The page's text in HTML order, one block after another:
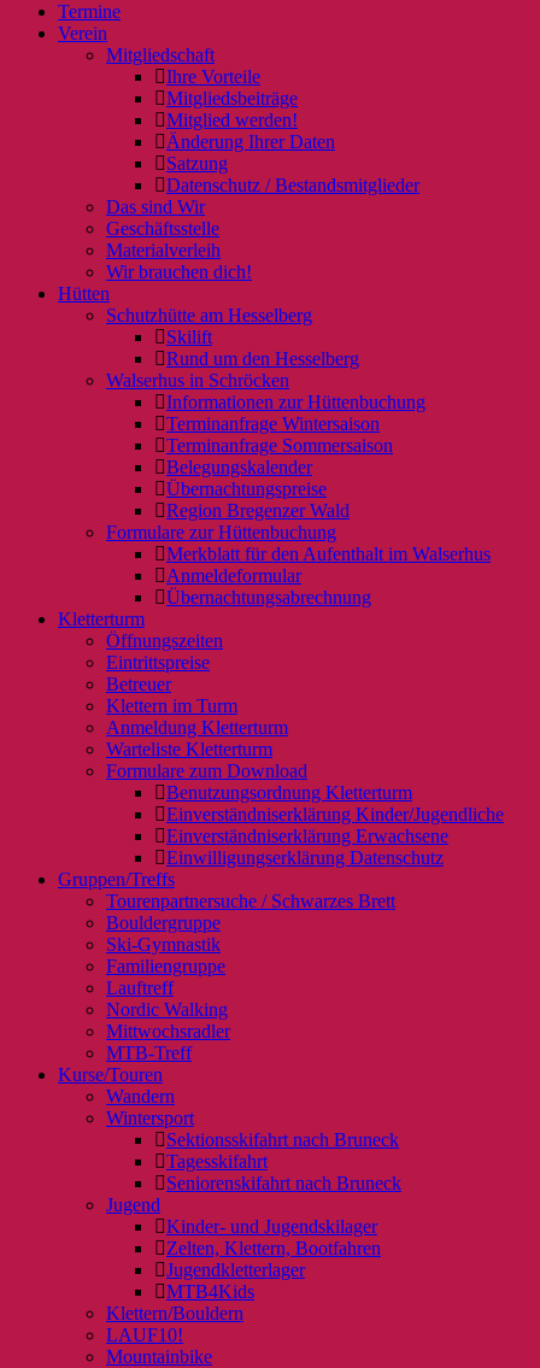
Termine
Verein
Mitgliedschaft
Ihre Vorteile
Mitgliedsbeiträge
Mitglied werden!
Änderung Ihrer Daten
Satzung
Datenschutz / Bestandsmitglieder
Das sind Wir
Geschäftsstelle
Materialverleih
Wir brauchen dich!
Hütten
Schutzhütte am Hesselberg
Skilift
Rund um den Hesselberg
Walserhus in Schröcken
Informationen zur Hüttenbuchung
Terminanfrage Wintersaison
Terminanfrage Sommersaison
Belegungskalender
Übernachtungspreise
Region Bregenzer Wald
Formulare zur Hüttenbuchung
Merkblatt für den Aufenthalt im Walserhus
Anmeldeformular
Übernachtungsabrechnung
Kletterturm
Öffnungszeiten
Eintrittspreise
Betreuer
Klettern im Turm
Anmeldung Kletterturm
Warteliste Kletterturm
Formulare zum Download
Benutzungsordnung Kletterturm
Einverständniserklärung Kinder/Jugendliche
Einverständniserklärung Erwachsene
Einwilligungserklärung Datenschutz
Gruppen/Treffs
Tourenpartnersuche / Schwarzes Brett
Bouldergruppe
Ski-Gymnastik
Familiengruppe
Lauftreff
Nordic Walking
Mittwochsradler
MTB-Treff
Kurse/Touren
Wandern
Wintersport
Sektionsskifahrt nach Bruneck
Tagesskifahrt
Seniorenskifahrt nach Bruneck
Jugend
Kinder- und Jugendskilager
Zelten, Klettern, Bootfahren
Jugendkletterlager
MTB4Kids
Klettern/Bouldern
LAUF10!
Mountainbike